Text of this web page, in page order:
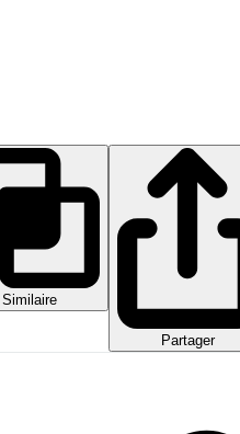
Similaire
Partager